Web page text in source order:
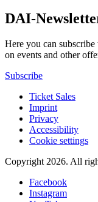
DAI-
Here you can
on events and other
Subscribe
Ticket Sales
Imprint
Privacy
Accessibility
Cookie settings
Copyright 2026. All
Facebook
Instagram